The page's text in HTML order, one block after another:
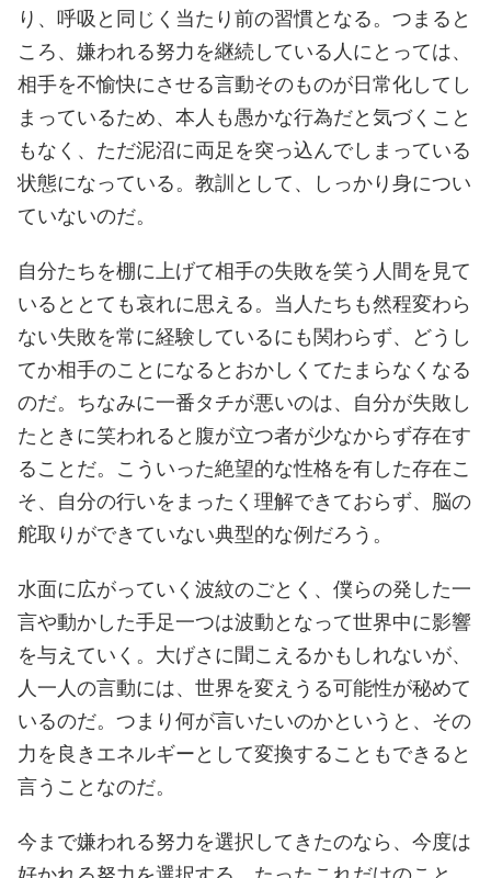
り、呼吸と同じく当たり前の習慣となる。つまると
ころ、嫌われる努力を継続している人にとっては、
相手を不愉快にさせる言動そのものが日常化してし
まっているため、本人も愚かな行為だと気づくこと
もなく、ただ泥沼に両足を突っ込んでしまっている
状態になっている。教訓として、しっかり身につい
ていないのだ。
自分たちを棚に上げて相手の失敗を笑う人間を見て
いるととても哀れに思える。当人たちも然程変わら
ない失敗を常に経験しているにも関わらず、どうし
てか相手のことになるとおかしくてたまらなくなる
のだ。ちなみに一番タチが悪いのは、自分が失敗し
たときに笑われると腹が立つ者が少なからず存在す
ることだ。こういった絶望的な性格を有した存在こ
そ、自分の行いをまったく理解できておらず、脳の
舵取りができていない典型的な例だろう。
水面に広がっていく波紋のごとく、僕らの発した一
言や動かした手足一つは波動となって世界中に影響
を与えていく。大げさに聞こえるかもしれないが、
人一人の言動には、世界を変えうる可能性が秘めて
いるのだ。つまり何が言いたいのかというと、その
力を良きエネルギーとして変換することもできると
言うことなのだ。
今まで嫌われる努力を選択してきたのなら、今度は